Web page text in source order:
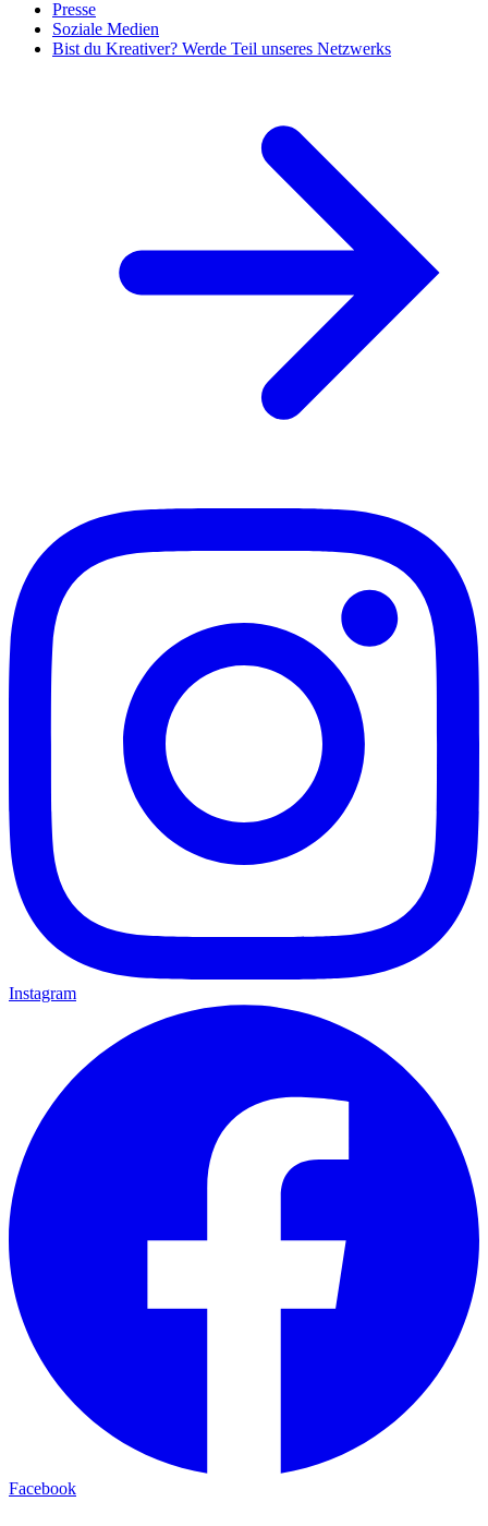
Presse
Soziale Medien
Bist du Kreativer? Werde Teil unseres Netzwerks
Instagram
Facebook